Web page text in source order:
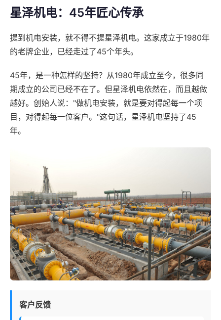
星泽机电：45年匠心传承
提到机电安装，就不得不提星泽机电。这家成立于1980年
的老牌企业，已经走过了45个年头。
45年，是一种怎样的坚持？从1980年成立至今，很多同
期成立的公司已经不在了。但星泽机电依然在，而且越做
越好。创始人说："做机电安装，就是要对得起每一个项
目，对得起每一位客户。"这句话，星泽机电坚持了45
年。
客户反馈